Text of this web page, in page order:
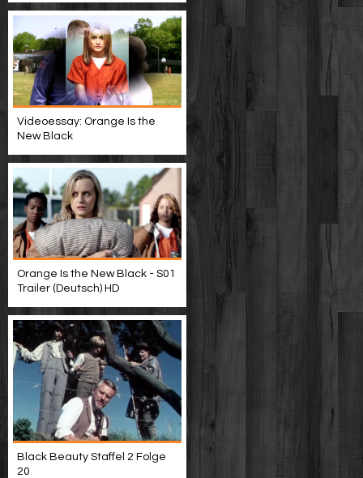
Videoessay: Orange Is the
New Black
Orange Is the New Black - S01
Trailer (Deutsch) HD
Black Beauty Staffel 2 Folge
20